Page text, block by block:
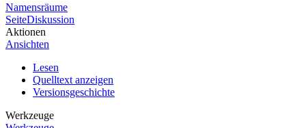
Namensräume
SeiteDiskussion
Aktionen
Ansichten
Lesen
Quelltext anzeigen
Versionsgeschichte
Werkzeuge